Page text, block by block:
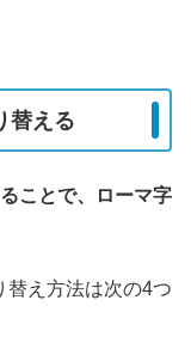
替える
ことで、ローマ字
替え方法は次の4つ